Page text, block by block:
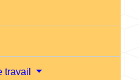
travail